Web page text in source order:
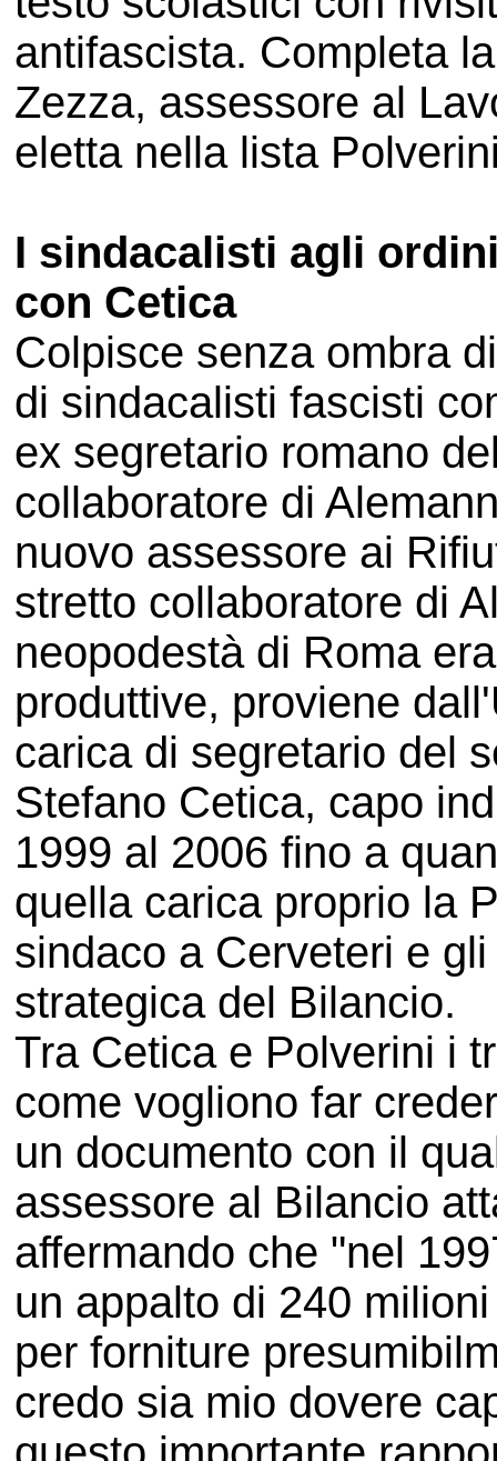
antifascista. Completa
Zezza, assessore al
eletta nella lista
I sindacalisti agli
con Cetica
Colpisce senza ombra
di sindacalisti fascisti
ex segretario romano
collaboratore di
nuovo assessore ai
stretto collaboratore di
neopodestà di Roma
produttive, proviene
carica di segretario del
Stefano Cetica, capo
1999 al 2006 fino a
quella carica proprio la
sindaco a Cerveteri e
strategica del Bilancio.
Tra Cetica e Polverini i
come vogliono far
un documento con il
assessore al Bilancio
affermando che "nel
un appalto di 240
per forniture
credo sia mio dovere